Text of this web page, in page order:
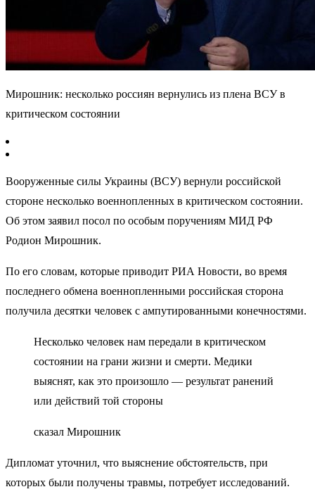
Мирошник: несколько россиян вернулись из плена ВСУ в
критическом состоянии
Вооруженные силы Украины (ВСУ) вернули российской
стороне несколько военнопленных в критическом состоянии.
Об этом заявил посол по особым поручениям МИД РФ
Родион Мирошник.
По его словам, которые приводит РИА Новости, во время
последнего обмена военнопленными российская сторона
получила десятки человек с ампутированными конечностями.
Несколько человек нам передали в критическом
состоянии на грани жизни и смерти. Медики
выяснят, как это произошло — результат ранений
или действий той стороны
сказал Мирошник
Дипломат уточнил, что выяснение обстоятельств, при
которых были получены травмы, потребует исследований.